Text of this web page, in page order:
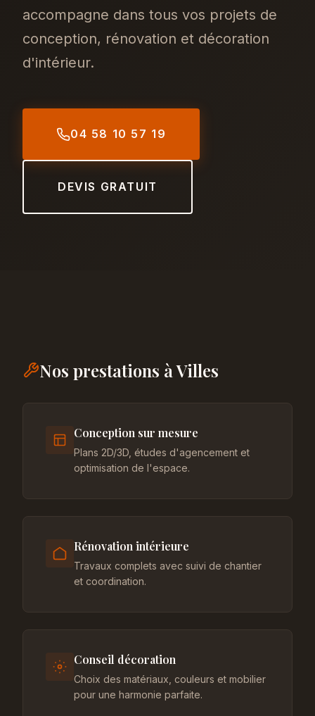
accompagne dans tous vos projets de
conception, rénovation et décoration
d'intérieur.
04 58 10 57 19
DEVIS GRATUIT
Nos prestations à Villes
Conception sur mesure
Plans 2D/3D, études d'agencement et
optimisation de l'espace.
Rénovation intérieure
Travaux complets avec suivi de chantier
et coordination.
Conseil décoration
Choix des matériaux, couleurs et mobilier
pour une harmonie parfaite.